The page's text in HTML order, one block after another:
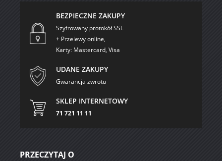
BEZPIECZNE ZAKUPY
Szyfrowany protokół SSL
+ Przelewy online,
Karty: Mastercard, Visa
UDANE ZAKUPY
Gwarancja zwrotu
SKLEP INTERNETOWY
71 721 11 11
PRZECZYTAJ O